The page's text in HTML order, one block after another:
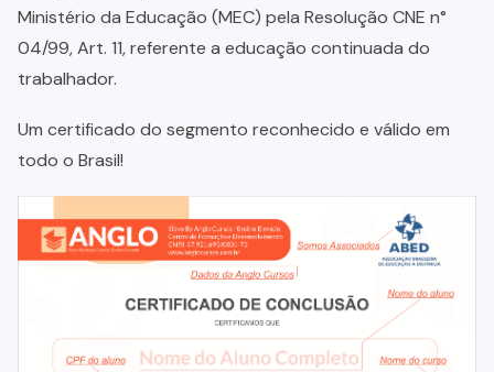
Ministério da Educação (MEC) pela Resolução CNE n°
04/99, Art. 11, referente a educação continuada do
trabalhador.
Um certificado do segmento reconhecido e válido em
todo o Brasil!